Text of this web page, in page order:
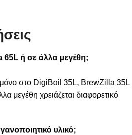
65L ή σε άλλα μεγέθη;
μόνο στο DigiBoil 35L, BrewZilla 35L
μεγέθη χρειάζεται διαφορετικό
υλικό;